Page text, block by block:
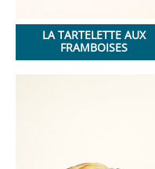
LA TARTELETTE AUX
FRAMBOISES